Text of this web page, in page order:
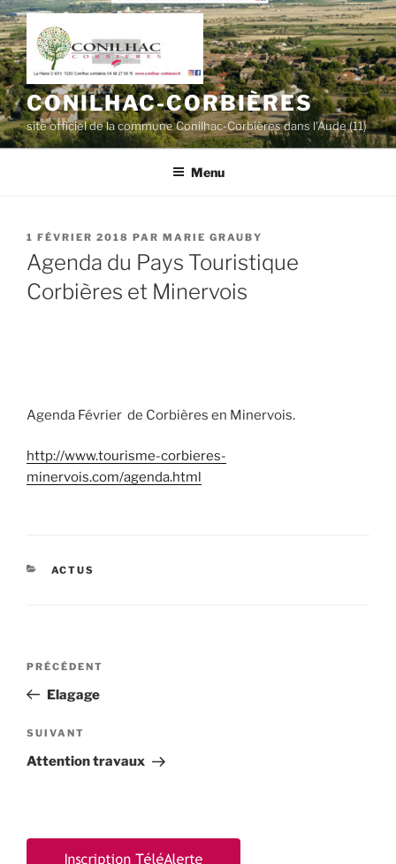
Aller
au
contenu
principal
CONILHAC-CORBIÈRES
site officiel de la commune Conilhac-Corbières dans l'Aude (11)
Menu
PUBLIÉ
LE
1 FÉVRIER 2018 PAR MARIE GRAUBY
Agenda du Pays Touristique
Corbières et Minervois
Agenda Février de Corbières en Minervois.
http://www.tourisme-corbieres-
minervois.com/agenda.html
CATÉGORIES
ACTUS
Navigation
l’article
Article
précédent
PRÉCÉDENT
Elagage
Article
suivant
SUIVANT
Attention travaux